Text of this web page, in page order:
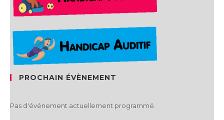
PROCHAIN ÉVÈNEMENT
Pas d'événement actuellement programmé.